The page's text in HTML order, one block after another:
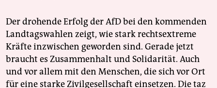
Der drohende Erfolg der AfD bei den kommenden
Landtagswahlen zeigt, wie stark rechtsextreme
Kräfte inzwischen geworden sind. Gerade jetzt
braucht es Zusammenhalt und Solidarität. Auch
und vor allem mit den Menschen, die sich vor Ort
für eine starke Zivilgesellschaft einsetzen. Die taz